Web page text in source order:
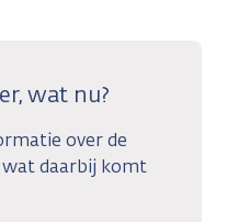
wat nu?
over de
wat daarbij komt